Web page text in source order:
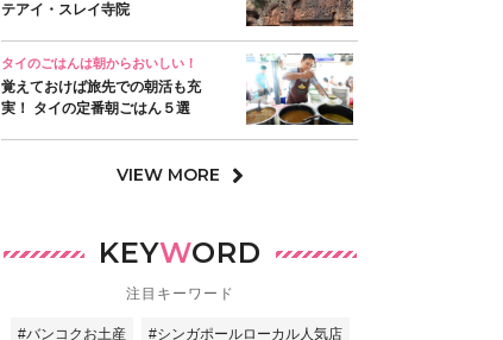
テアイ・スレイ寺院
タイのごはんは朝からおいしい！
覚えておけば旅先での朝活も充
実！ タイの定番朝ごはん５選
VIEW MORE
KEYWORD
注目キーワード
#バンコクお土産 #シンガポールローカル人気店